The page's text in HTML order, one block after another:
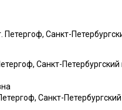
Санкт-
Санкт-
,Санкт-